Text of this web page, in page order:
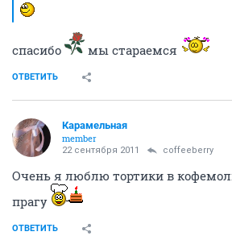
спасибо мы стараемся
ОТВЕТИТЬ
Карамельная
member
22 сентября 2011 coffeeberry
Очень я люблю тортики в
прагу
ОТВЕТИТЬ